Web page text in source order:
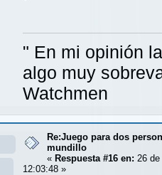
" En mi opinión
algo muy
Watchmen
Re:Juego para dos
mundillo
« Respuesta #16 en: 26
12:03:48 »